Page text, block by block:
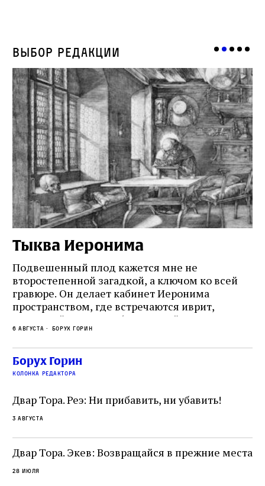
Выбор редакции
Тыква Иеронима
Подвешенный плод кажется мне не
второстепенной загадкой, а ключом ко всей
гравюре. Он делает кабинет Иеронима
пространством, где встречаются иврит,
греческий и латынь; буквальный смысл и
церковная традиция; филологическая
точность и понятность; переводчик,
убеждённый в необходимости исправления, и
читатель, воспринимающий исправление как
не просто покровитель переводчиков,
окружённый книгами. Перед нами человек,
одно решение которого вызвало возмущение
целой общины и стало частью многовекового
спора о том, кому принадлежит последнее
слово в переводе Библии
6 августа Борух Горин
Борух Горин
колонка редактора
Двар Тора. Реэ: Ни прибавить, ни убавить!
3 августа
Двар Тора. Экев: Возвращайся в прежние места
28 июля